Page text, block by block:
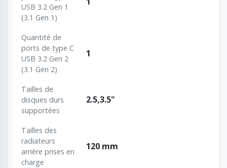
USB 3.2 Gen 1
(3.1 Gen 1)
Quantité de
ports de type C
USB 3.2 Gen 2
(3.1 Gen 2)
1
Tailles de
disques durs
supportées
2.5,3.5"
Tailles des
radiateurs
arrière prises en
charge
120 mm